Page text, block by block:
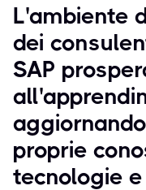
L'ambiente
dei
SAP
proprie
tecnologie